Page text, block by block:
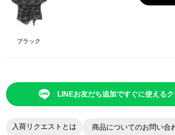
ブラック
LINEお友だち追加ですぐに使える
入荷リクエストとは 商品についてのお問い合